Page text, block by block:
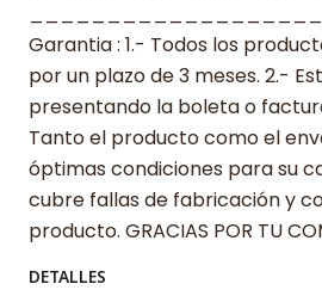
Garantia : 1.- Todos los
por un plazo de 3 meses. 2.-
presentando la boleta o
Tanto el producto como el
óptimas condiciones para su
cubre fallas de fabricación y
producto. GRACIAS POR TU
DETALLES